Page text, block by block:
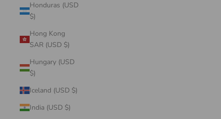
Honduras (USD
$)
Hong Kong
SAR (USD $)
Hungary (USD
$)
Iceland (USD $)
India (USD $)